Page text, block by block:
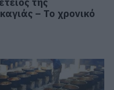
– Το χρονικό